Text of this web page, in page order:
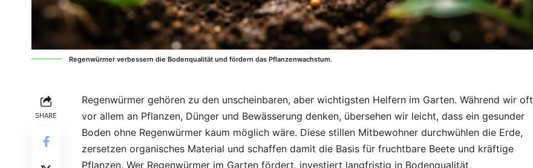
Regenwürmer verbessern die Bodenqualität und fördern das Pflanzenwachstum.
SHARE
Regenwürmer gehören zu den unscheinbaren, aber wichtigsten Helfern im Garten. Während wir oft
vor allem an Pflanzen, Dünger und Bewässerung denken, übersehen wir leicht, dass ein gesunder
Boden ohne Regenwürmer kaum möglich wäre. Diese stillen Mitbewohner durchwühlen die Erde,
zersetzen organisches Material und schaffen damit die Basis für fruchtbare Beete und kräftige
Pflanzen. Wer Regenwürmer im Garten fördert, investiert langfristig in Bodenqualität,